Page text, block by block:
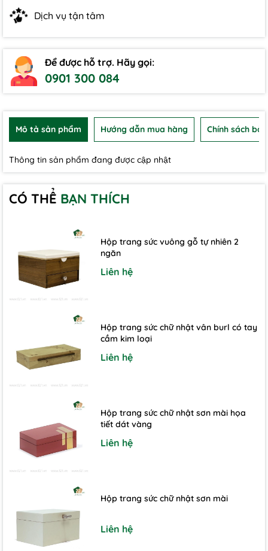
Dịch vụ tận tâm
Để được hỗ trợ. Hãy gọi:
0901 300 084
Mô tả sản phẩm Hướng dẫn mua hàng Chính sách
Thông tin sản phẩm đang được cập nhật
CÓ THỂ BẠN THÍCH
Hộp trang sức vuông gỗ tự nhiên 2
ngăn
Liên hệ
Hộp trang sức chữ nhật vân burl có tay
cầm kim loại
Liên hệ
Hộp trang sức chữ nhật sơn mài họa
tiết dát vàng
Liên hệ
Hộp trang sức chữ nhật sơn mài
Liên hệ